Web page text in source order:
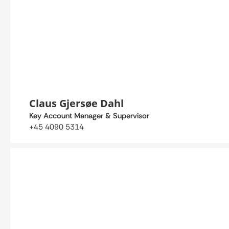
Claus Gjersøe Dahl
Key Account Manager & Supervisor
+45 4090 5314